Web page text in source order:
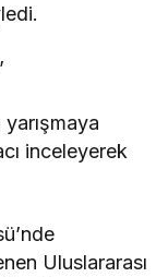
inceleyerek
Uluslararası